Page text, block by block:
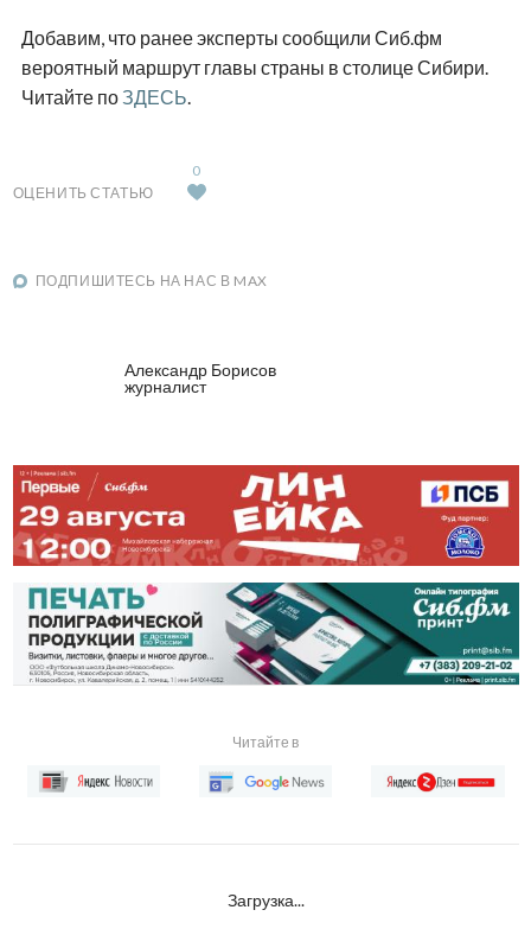
Добавим, что ранее эксперты сообщили Сиб.фм
вероятный маршрут главы страны в столице Сибири.
Читайте поЗДЕСЬ.
ОЦЕНИТЬ СТАТЬЮ
0
ПОДПИШИТЕСЬ НА НАС В MAX
Александр Борисов
журналист
Читайте в
Загрузка...